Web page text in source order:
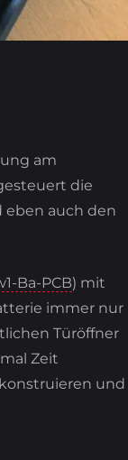
am
die
eben auch den
Ba-PCB) mit
immer nur
Türöffner
Zeit
und